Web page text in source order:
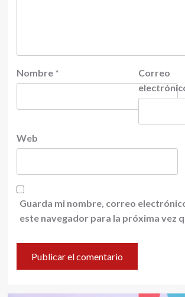
Nombre *
Correo
Web
Guarda mi nombre, correo
este navegador para la próxima vez